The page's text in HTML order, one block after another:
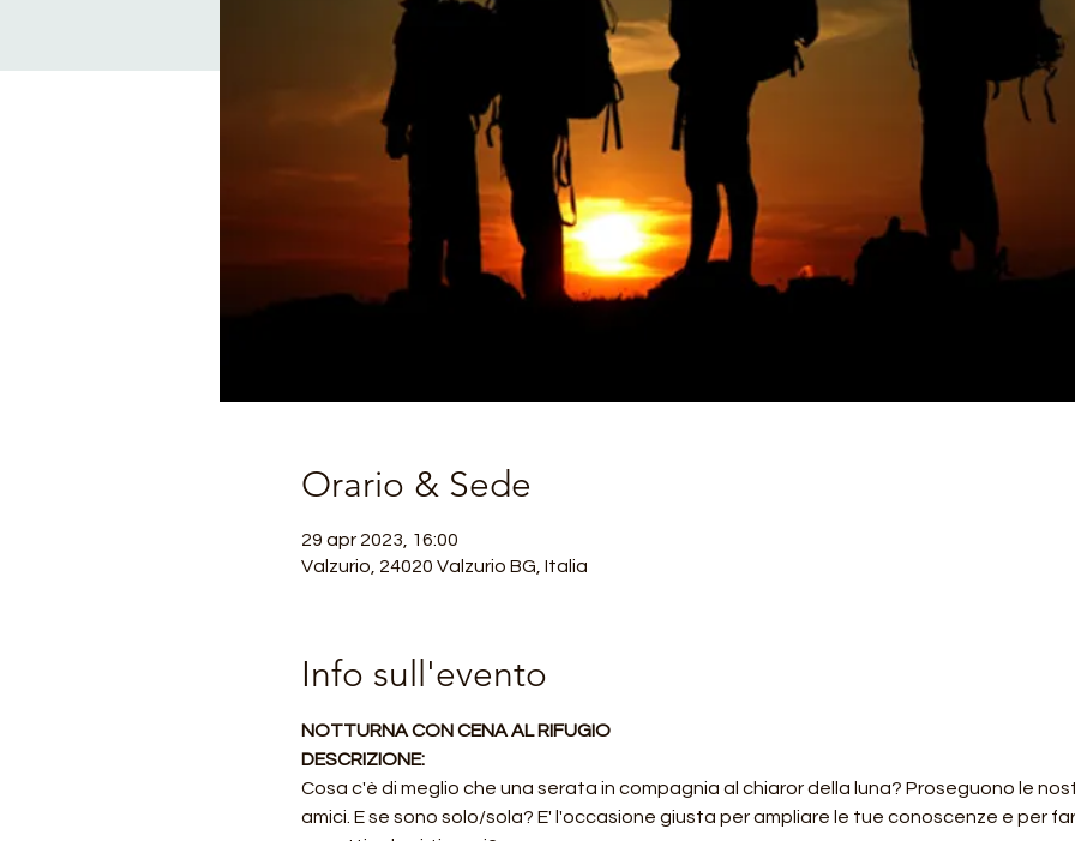
Orario & Sede
29 apr 2023, 16:00
Valzurio, 24020 Valzurio BG, Italia
Info sull'evento
NOTTURNA CON CENA AL RIFUGIO
DESCRIZIONE:
Cosa c'è di meglio che una serata in compagnia al chiaror della luna? Proseguono le
amici. E se sono solo/sola? E' l'occasione giusta per ampliare le tue conoscenze e per